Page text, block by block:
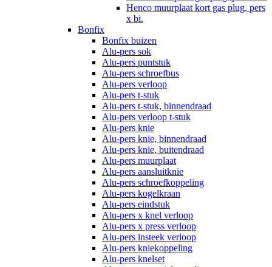
Henco muurplaat kort gas plug, pers
x bi.
Bonfix
Bonfix buizen
Alu-pers sok
Alu-pers puntstuk
Alu-pers schroefbus
Alu-pers verloop
Alu-pers t-stuk
Alu-pers t-stuk, binnendraad
Alu-pers verloop t-stuk
Alu-pers knie
Alu-pers knie, binnendraad
Alu-pers knie, buitendraad
Alu-pers muurplaat
Alu-pers aansluitknie
Alu-pers schroefkoppeling
Alu-pers kogelkraan
Alu-pers eindstuk
Alu-pers x knel verloop
Alu-pers x press verloop
Alu-pers insteek verloop
Alu-pers kniekoppeling
Alu-pers knelset